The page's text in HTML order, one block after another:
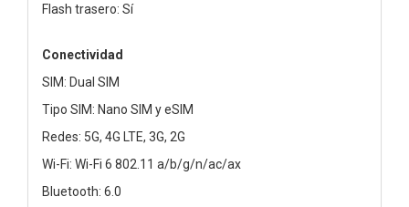
Flash trasero: Sí
Conectividad
SIM: Dual SIM
Tipo SIM: Nano SIM y eSIM
Redes: 5G, 4G LTE, 3G, 2G
Wi-Fi: Wi-Fi 6 802.11 a/b/g/n/ac/ax
Bluetooth: 6.0